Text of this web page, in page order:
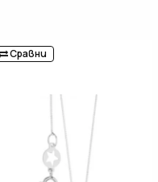
Сравни